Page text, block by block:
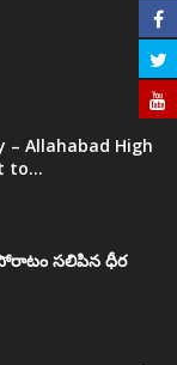
– Allahabad High
to...
సలిపిన ధీర